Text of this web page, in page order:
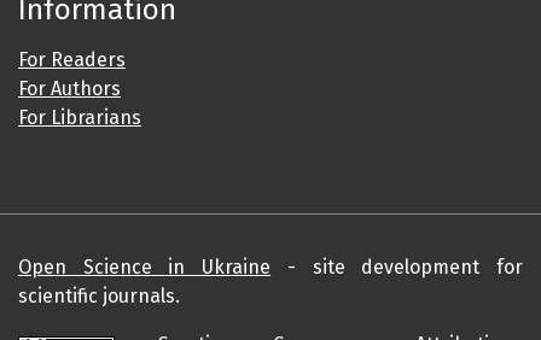
Information
For Readers
For Authors
For Librarians
Open Science in Ukraine - site development for
scientific journals.